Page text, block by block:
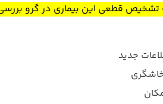
قطعی این بیماری در گرو
جدید